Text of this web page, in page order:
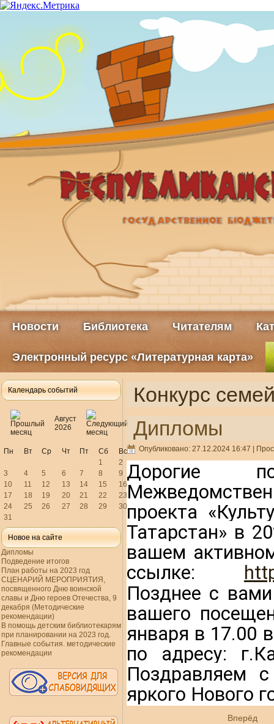
Новости Библиотека Читателям
Электронный ресурс «Литературная карта»
Календарь событий
Август
2026
Пн Вт Ср Чт Пт Сб
Вс
1
2
3
4 5 6 7 8
9
10
11 12 13 14 15
16
17
18 19 20 21 22
23
24
25 26 27 28 29
30
31
Новое на сайте
Дипломы
Подведение итогов
План работы на 2023 год
СЦЕНАРИЙ МЕРОПРИЯТИЯ,
посвященного Дню воинской
славы и Дню героев Отечества, 9
декабря (Методические
рекомендации)
В помощь детским библиотекарям
при планировании на 2023 год.
Главные события. методические
рекомендации
Конкурс
Дипломы
Опубликовано: 27.12.2024 16:47 |
Дорогие
проекта
Татарстан» в
вашем
ссылке:
Позднее с
вашего
января в 17.00
по адресу:
Поздравляем
яркого Нового
Вперёд